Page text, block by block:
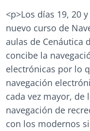
<p>Los días 19, 20
nuevo curso de
aulas de Cenáutica
concibe la
electrónicas por lo
navegación
cada vez mayor,
navegación de
con los modernos